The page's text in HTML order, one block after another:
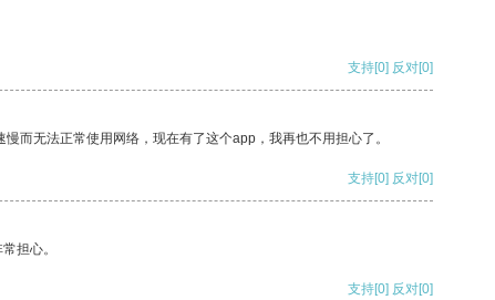
支持[0] 反对[0]
而无法正常使用网络，现在有了这个app，我再也不用担心了。
支持[0] 反对[0]
担心。
支持[0] 反对[0]